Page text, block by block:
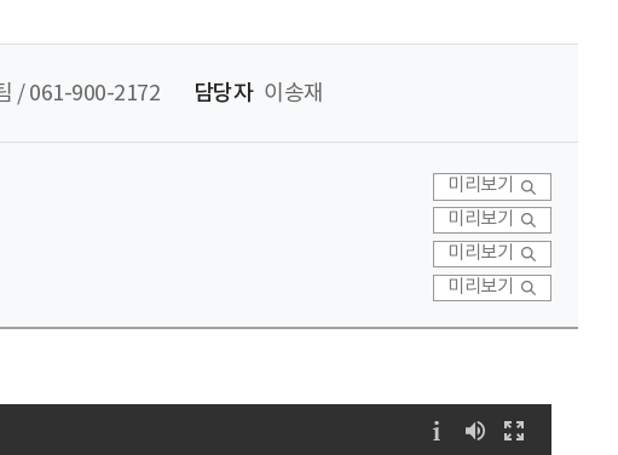
/ 061-900-2172 담당자 이송재
미리보기
미리보기
미리보기
미리보기